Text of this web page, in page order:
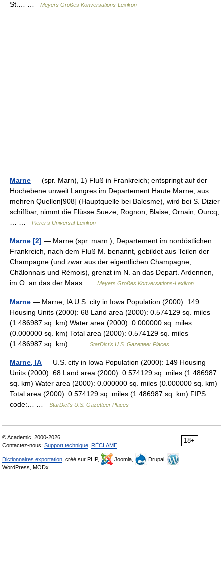
St.… …
Meyers Großes Konversations-Lexikon
Marne — (spr. Marn), 1) Fluß in Frankreich; entspringt auf der
Hochebene unweit Langres im Departement Haute Marne, aus
mehren Quellen[908] (Hauptquelle bei Balesme), wird bei S. Dizier
schiffbar, nimmt die Flüsse Sueze, Rognon, Blaise, Ornain, Ourcq,
Pierer's Universal-Lexikon
Marne [2] — Marne (spr. marn ), Departement im nordöstlichen
Frankreich, nach dem Fluß M. benannt, gebildet aus Teilen der
Champagne (und zwar aus der eigentlichen Champagne,
Châlonnais und Rémois), grenzt im N. an das Depart. Ardennen,
im O. an das der Maas …
Meyers Großes Konversations-Lexikon
Marne — Marne, IA U.S. city in Iowa Population (2000): 149
Housing Units (2000): 68 Land area (2000): 0.574129 sq. miles
(1.486987 sq. km) Water area (2000): 0.000000 sq. miles
(0.000000 sq. km) Total area (2000): 0.574129 sq. miles
(1.486987 sq. km)… …
StarDict's U.S. Gazetteer Places
Marne, IA — U.S. city in Iowa Population (2000): 149 Housing
Units (2000): 68 Land area (2000): 0.574129 sq. miles (1.486987
sq. km) Water area (2000): 0.000000 sq. miles (0.000000 sq. km)
Total area (2000): 0.574129 sq. miles (1.486987 sq. km) FIPS
code:… …
StarDict's U.S. Gazetteer Places
18+
© Academic, 2000-2026
Contactez-nous: Support technique RÉCLAME
Dictionnaires exportation , créé sur PHP, Joomla,
Drupal,
WordPress, MODx.